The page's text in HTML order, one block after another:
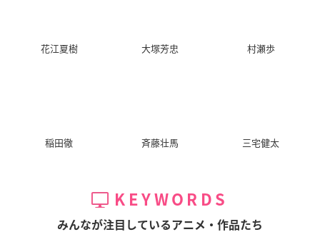
花江夏樹 大塚芳忠 村瀬歩
稲田徹 斉藤壮馬 三宅健太
KEYWORDS
みんなが注目しているアニメ・作品たち